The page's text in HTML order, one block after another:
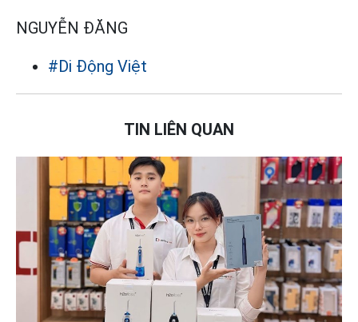
NGUYỄN ĐĂNG
#Di Động Việt
TIN LIÊN QUAN